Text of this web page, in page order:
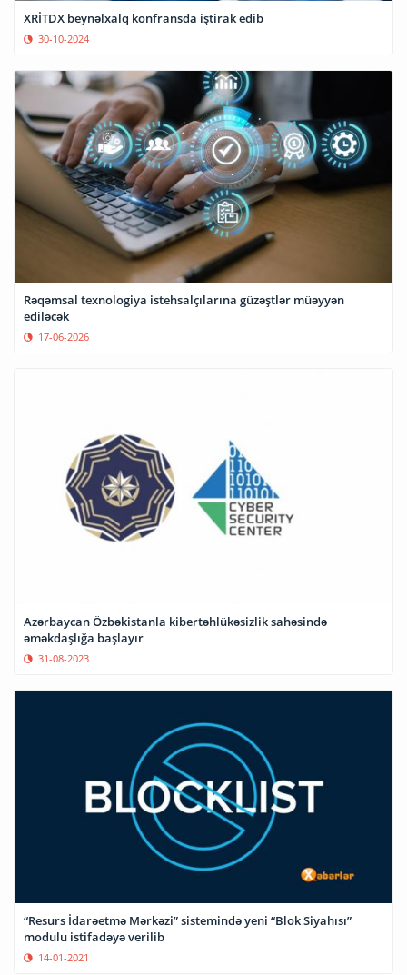
XRİTDX beynəlxalq konfransda iştirak edib
30-10-2024
Rəqəmsal texnologiya istehsalçılarına güzəştlər müəyyən
ediləcək
17-06-2026
Azərbaycan Özbəkistanla kibertəhlükəsizlik sahəsində
əməkdaşlığa başlayır
31-08-2023
“Resurs İdarəetmə Mərkəzi” sistemində yeni “Blok Siyahısı”
modulu istifadəyə verilib
14-01-2021